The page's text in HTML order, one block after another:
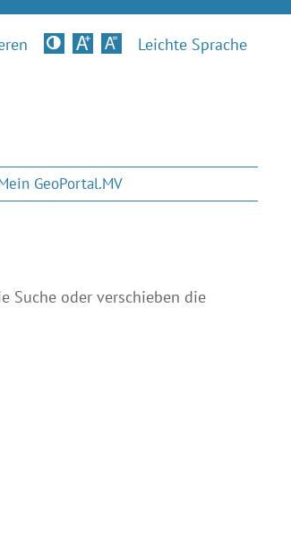
KontrastversionLeichte Sprache
GeoPortal.MV
Suche oder verschieben die